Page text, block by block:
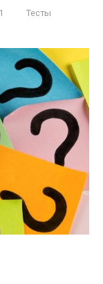
Тесты